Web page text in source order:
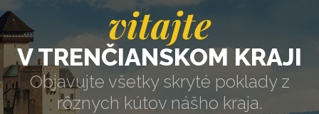
vitajte
V TRENČIANSKOM KRAJI
Objavujte všetky skryté poklady z
rôznych kútov nášho kraja.